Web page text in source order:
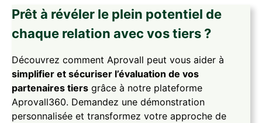
Prêt à révéler le plein potentiel de
chaque relation avec vos tiers ?
Découvrez comment Aprovall peut vous aider à
simplifier et sécuriser l’évaluation de vos
partenaires tiers grâce à notre plateforme
Aprovall360. Demandez une démonstration
personnalisée et transformez votre approche de